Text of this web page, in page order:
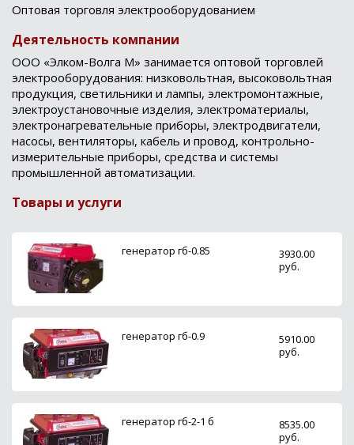
Оптовая торговля электрооборудованием
Деятельность компании
ООО «Элком-Волга М» занимается оптовой торговлей
электрооборудования: низковольтная, высоковольтная
продукция, светильники и лампы, электромонтажные,
электроустановочные изделия, электроматериалы,
электронагревательные приборы, электродвигатели,
насосы, вентиляторы, кабель и провод, контрольно-
измерительные приборы, средства и системы
промышленной автоматизации.
Товары и услуги
генератор гб-0.85
3930.00
руб.
генератор гб-0.9
5910.00
руб.
генератор гб-2-1 б
8535.00
руб.